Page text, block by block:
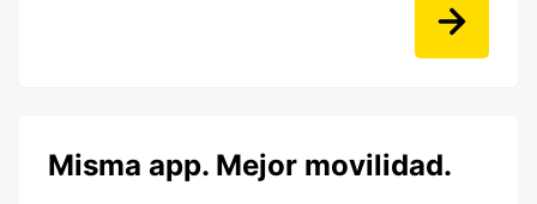
Misma app. Mejor movilidad.